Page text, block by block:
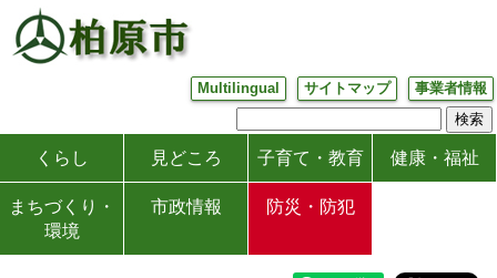
Multilingual サイトマップ 事業者情報
くらし 見どころ 子育て・教育 健康・福祉
まちづくり・
環境
市政情報 防災・防犯